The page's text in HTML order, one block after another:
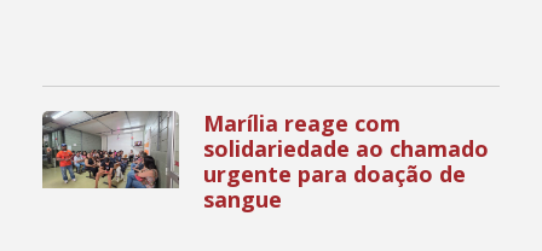
Marília reage com
solidariedade ao chamado
urgente para doação de
sangue